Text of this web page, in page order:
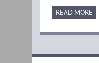
READ MORE